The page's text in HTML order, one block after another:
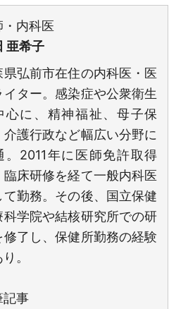
・内科医
亜希子
県弘前市在住の内科医・医
イター。感染症や公衆衛生
心に、精神福祉、母子保
介護行政など幅広い分野に
。2011年に医師免許取得
臨床研修を経て一般内科医
て勤務。その後、国立保健
科学院や結核研究所での研
修了し、保健所勤務の経験
。
記事